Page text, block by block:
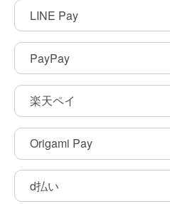
LINE Pay
PayPay
楽天ペイ
Origami Pay
d払い